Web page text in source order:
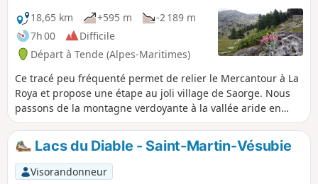
18,65 km
+595 m
-2 189 m
7h 00
Difficile
Départ à Tende (Alpes-Maritimes)
Ce tracé peu fréquenté permet de relier le Mercantour à La
Roya et propose une étape au joli village de Saorge. Nous
passons de la montagne verdoyante à la vallée aride en
perdant 1700 m d'altitude. Un changement d'univers en
quelques heures.
Lacs du Diable - Saint-Martin-Vésubie
Visorandonneur